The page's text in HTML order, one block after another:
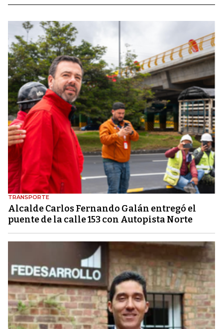
TRANSPORTE
Alcalde Carlos Fernando Galán entregó el
puente de la calle 153 con Autopista Norte